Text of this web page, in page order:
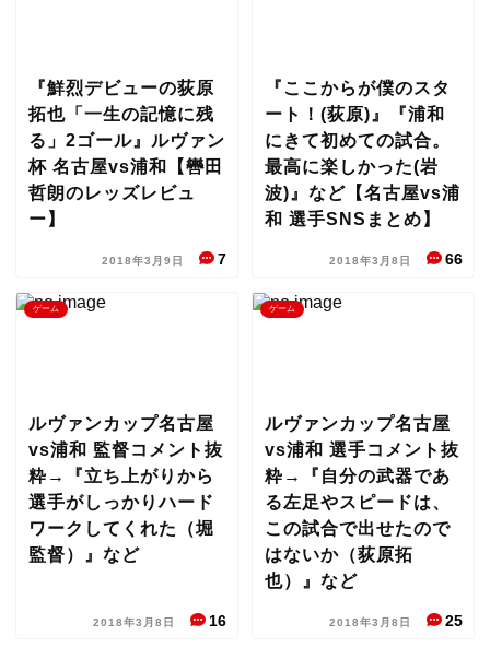
『鮮烈デビューの荻原
拓也「一生の記憶に残
る」2ゴール』ルヴァン
杯 名古屋vs浦和【轡田
哲朗のレッズレビュ
ー】
2018年3月9日 7
『ここからが僕のスタ
ート！(荻原)』『浦和
にきて初めての試合。
最高に楽しかった(岩
波)』など【名古屋vs浦
和 選手SNSまとめ】
2018年3月8日 66
ゲーム
ルヴァンカップ名古屋
vs浦和 監督コメント抜
粋→『立ち上がりから
選手がしっかりハード
ワークしてくれた（堀
監督）』など
2018年3月8日 16
ゲーム
ルヴァンカップ名古屋
vs浦和 選手コメント抜
粋→『自分の武器であ
る左足やスピードは、
この試合で出せたので
はないか（荻原拓
也）』など
2018年3月8日 25